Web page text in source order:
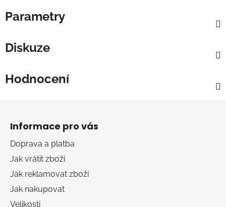
Parametry
Diskuze
Hodnocení
Informace pro vás
Doprava a platba
Jak vrátit zboží
Jak reklamovat zboží
Jak nakupovat
Velikosti